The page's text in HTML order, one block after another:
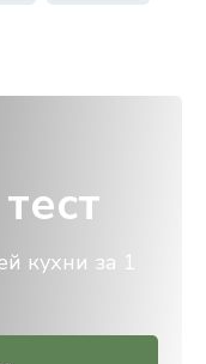
кухни за 1